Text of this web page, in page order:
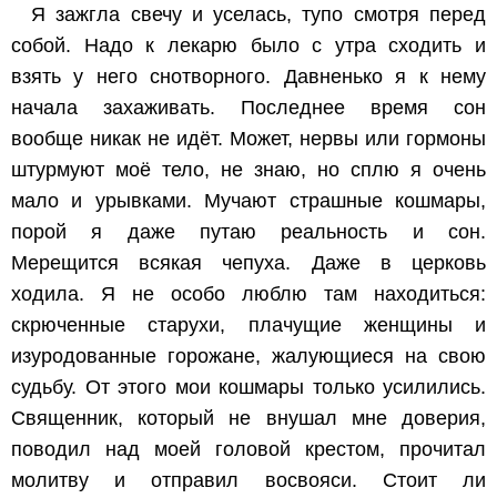
Я зажгла свечу и уселась, тупо смотря перед
собой. Надо к лекарю было с утра сходить и
взять у него снотворного. Давненько я к нему
начала захаживать. Последнее время сон
вообще никак не идёт. Может, нервы или гормоны
штурмуют моё тело, не знаю, но сплю я очень
мало и урывками. Мучают страшные кошмары,
порой я даже путаю реальность и сон.
Мерещится всякая чепуха. Даже в церковь
ходила. Я не особо люблю там находиться:
скрюченные старухи, плачущие женщины и
изуродованные горожане, жалующиеся на свою
судьбу. От этого мои кошмары только усилились.
Священник, который не внушал мне доверия,
поводил над моей головой крестом, прочитал
молитву и отправил восвояси. Стоит ли